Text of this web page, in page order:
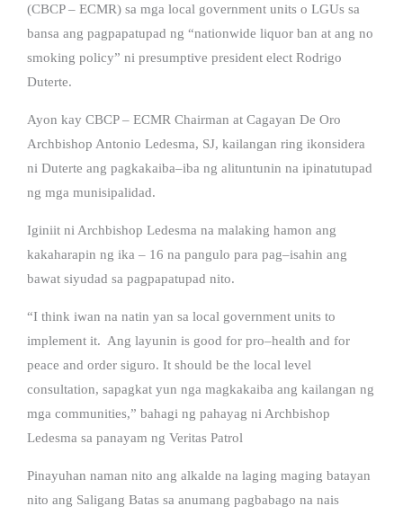
(CBCP – ECMR) sa mga local government units o LGUs sa
bansa ang pagpapatupad ng “nationwide liquor ban at ang no
smoking policy” ni presumptive president elect Rodrigo
Duterte.
Ayon kay CBCP – ECMR Chairman at Cagayan De Oro
Archbishop Antonio Ledesma, SJ, kailangan ring ikonsidera
ni Duterte ang pagkakaiba–iba ng alituntunin na ipinatutupad
ng mga munisipalidad.
Iginiit ni Archbishop Ledesma na malaking hamon ang
kakaharapin ng ika – 16 na pangulo para pag–isahin ang
bawat siyudad sa pagpapatupad nito.
“I think iwan na natin yan sa local government units to
implement it. Ang layunin is good for pro–health and for
peace and order siguro. It should be the local level
consultation, sapagkat yun nga magkakaiba ang kailangan ng
mga communities,” bahagi ng pahayag ni Archbishop
Ledesma sa panayam ng Veritas Patrol
Pinayuhan naman nito ang alkalde na laging maging batayan
nito ang Saligang Batas sa anumang pagbabago na nais